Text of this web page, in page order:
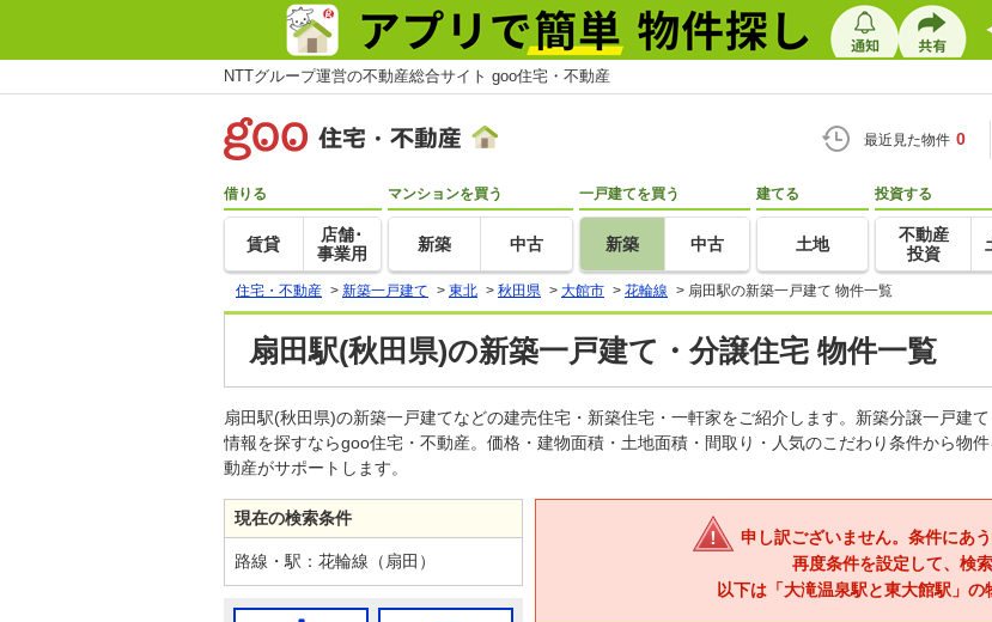
NTTグループ運営の不動産総合サイト goo住宅・不動産
最近見た物件 0
借りる
賃貸
店舗･
事業用
マンションを買う
新築 中古
一戸建てを買う
新築 中古
建てる
土地
投資する
不動産
投資
住宅・不動産 > 新築一戸建て > 東北 > 秋田県 > 大館市 > 花輪線 > 扇田駅の新築一戸建て 物件一覧
扇田駅(秋田県)の新築一戸建て・分譲住宅 物件一覧
扇田駅(秋田県)の新築一戸建てなどの建売住宅・新築住宅・一軒家をご紹介します。新築分譲一戸建
情報を探すならgoo住宅・不動産。価格・建物面積・土地面積・間取り・人気のこだわり条件から物
動産がサポートします。
申し訳ございません。条件にあ
再度条件を設定して、検
以下は「大滝温泉駅と東大館駅」の
現在の検索条件
路線・駅：花輪線（扇田）